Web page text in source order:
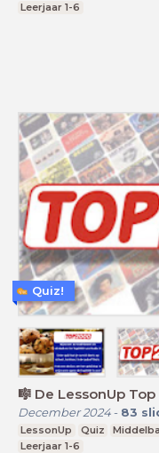
Leerjaar 1-6
🎼 De LessonUp
December 2024- 83
LessonUp Quiz
Leerjaar 1-6
Quiz!